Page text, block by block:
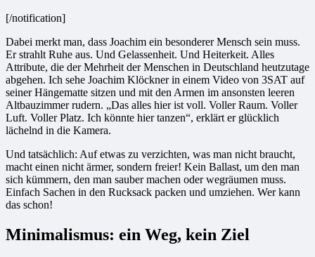
[/notification]
Dabei merkt man, dass Joachim ein besonderer Mensch sein muss.
Er strahlt Ruhe aus. Und Gelassenheit. Und Heiterkeit. Alles
Attribute, die der Mehrheit der Menschen in Deutschland heutzutage
abgehen. Ich sehe Joachim Klöckner in einem Video von 3SAT auf
seiner Hängematte sitzen und mit den Armen im ansonsten leeren
Altbauzimmer rudern. „Das alles hier ist voll. Voller Raum. Voller
Luft. Voller Platz. Ich könnte hier tanzen“, erklärt er glücklich
lächelnd in die Kamera.
Und tatsächlich: Auf etwas zu verzichten, was man nicht braucht,
macht einen nicht ärmer, sondern freier! Kein Ballast, um den man
sich kümmern, den man sauber machen oder wegräumen muss.
Einfach Sachen in den Rucksack packen und umziehen. Wer kann
das schon!
Minimalismus: ein Weg, kein Ziel